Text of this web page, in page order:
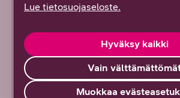
Lue tietosuojaseloste.
Vain
Hyväksy kaikki
Muokkaa